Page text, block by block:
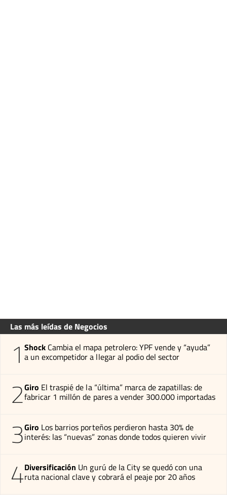
Las más leídas de Negocios
1 Shock Cambia el mapa petrolero: YPF vende y “ayuda”
a un excompetidor a llegar al podio del sector
2Giro El traspié de la “última” marca de zapatillas: de
fabricar 1 millón de pares a vender 300.000 importadas
3Giro Los barrios porteños perdieron hasta 30% de
interés: las “nuevas” zonas donde todos quieren vivir
4Diversificación Un gurú de la City se quedó con una
ruta nacional clave y cobrará el peaje por 20 años